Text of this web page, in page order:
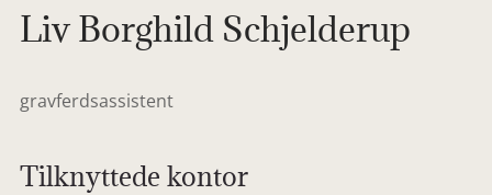
Liv Borghild Schjelderup
gravferdsassistent
Tilknyttede kontor